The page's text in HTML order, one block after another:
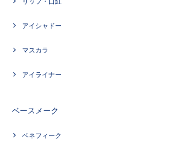
アイシャドー
マスカラ
アイライナー
ベースメーク
ベネフィーク